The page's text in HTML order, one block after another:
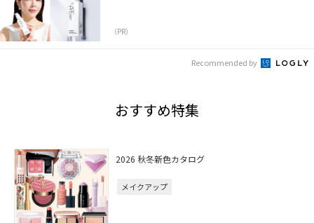
（PR）
Recommended by
おすすめ特集
2026 秋冬新色カタログ
メイクアップ